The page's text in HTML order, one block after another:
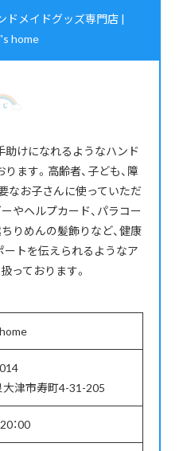
ドメイドグッズ専門店 |
home
けになれるようなハンド
ます。高齢者、子ども、障
なお子さんに使っていただ
やヘルプカード、パラコー
りめんの髪飾りなど、健康
トを伝えられるようなア
っております。
津市寿町4-31-205
：00